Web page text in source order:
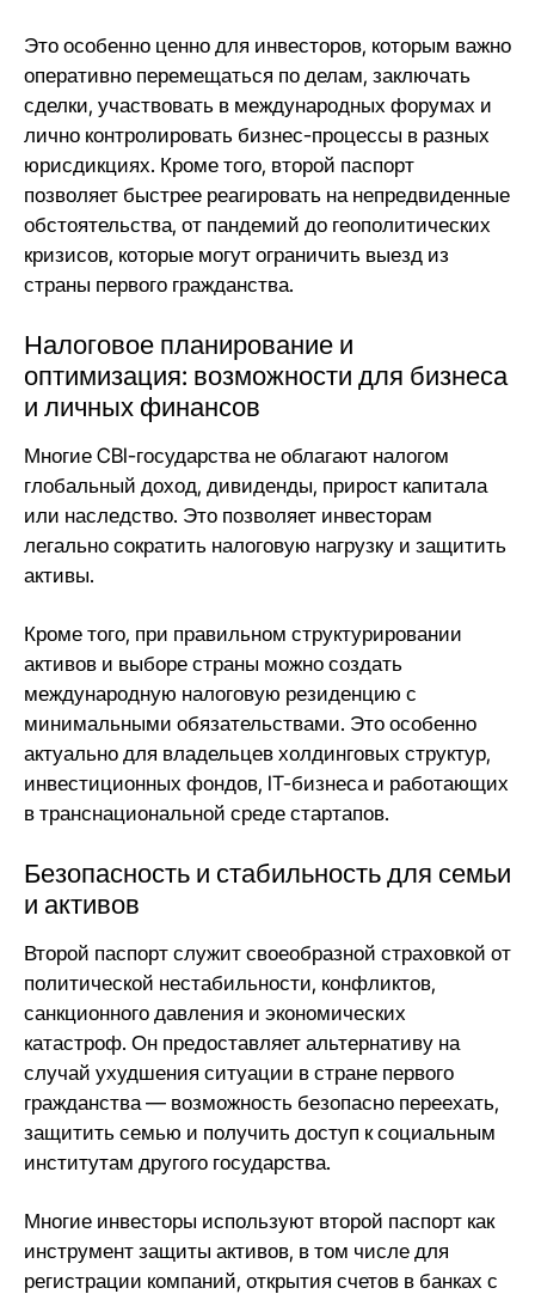
Это особенно ценно для инвесторов, которым важно
оперативно перемещаться по делам, заключать
сделки, участвовать в международных форумах и
лично контролировать бизнес-процессы в разных
юрисдикциях. Кроме того, второй паспорт
позволяет быстрее реагировать на непредвиденные
обстоятельства, от пандемий до геополитических
кризисов, которые могут ограничить выезд из
страны первого гражданства.
Налоговое планирование и
оптимизация: возможности для бизнеса
и личных финансов
Многие CBI-государства не облагают налогом
глобальный доход, дивиденды, прирост капитала
или наследство. Это позволяет инвесторам
легально сократить налоговую нагрузку и защитить
активы.
Кроме того, при правильном структурировании
активов и выборе страны можно создать
международную налоговую резиденцию с
минимальными обязательствами. Это особенно
актуально для владельцев холдинговых структур,
инвестиционных фондов, IT-бизнеса и работающих
в транснациональной среде стартапов.
Безопасность и стабильность для семьи
и активов
Второй паспорт служит своеобразной страховкой от
политической нестабильности, конфликтов,
санкционного давления и экономических
катастроф. Он предоставляет альтернативу на
случай ухудшения ситуации в стране первого
гражданства — возможность безопасно переехать,
защитить семью и получить доступ к социальным
институтам другого государства.
Многие инвесторы используют второй паспорт как
инструмент защиты активов, в том числе для
регистрации компаний, открытия счетов в банках с